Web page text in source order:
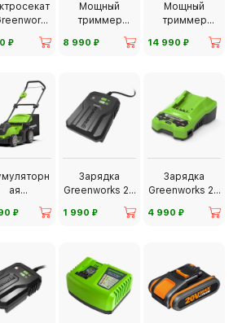
⃏
Мощный
триммер
Greenworks
G40LT30
8 990 ⃏
Мощный
триммер
Greenworks
GD40BC
14 990 ⃏
ая
⃏
Зарядка
Greenworks 24
1 990 ⃏
Зарядка
Greenworks 24
4 990 ⃏